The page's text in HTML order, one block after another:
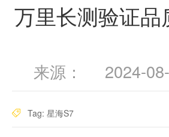
万里长测验证
来源： 2024-
Tag: 星海S7